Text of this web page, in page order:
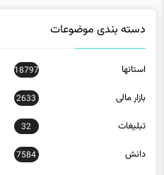
دسته بندی موضوعات
استانها 18797
بازار مالی 2633
تبلیغات 32
دانش 7584